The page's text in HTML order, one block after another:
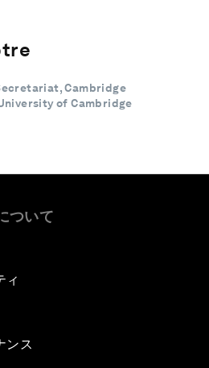
Cambridge
of Cambridge
ついて
ィ
ンス